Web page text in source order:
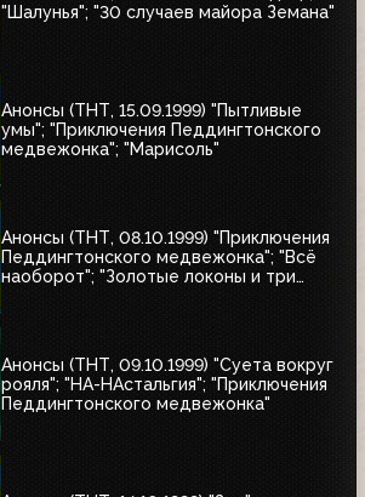
"Шалунья"; "30 случаев майора Земана"
Анонсы (ТНТ, 15.09.1999) "Пытливые
умы"; "Приключения Педдингтонского
медвежонка"; "Марисоль"
Анонсы (ТНТ, 08.10.1999) "Приключения
Педдингтонского медвежонка"; "Всё
наоборот"; "Золотые локоны и три
Анонсы (ТНТ, 09.10.1999) "Суета вокруг
рояля"; "НА-НАстальгия"; "Приключения
Педдингтонского медвежонка"